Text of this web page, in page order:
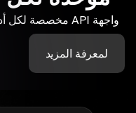
واجهة API مخصصة لكل أداة. بسيطة، سريعة، وموثقة بالكامل
لمعرفة المزيد